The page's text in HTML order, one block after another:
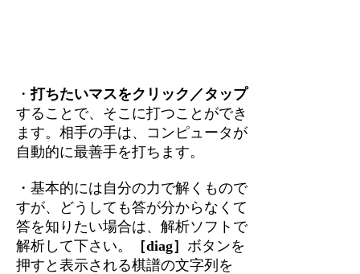
・打ちたいマスをクリック／タップ
することで、そこに打つことができ
ます。相手の手は、コンピュータが
自動的に最善手を打ちます。
・基本的には自分の力で解くもので
すが、どうしても答が分からなくて
答を知りたい場合は、解析ソフトで
解析して下さい。
［diag］ ボタンを
押すと表示される棋譜の文字列を